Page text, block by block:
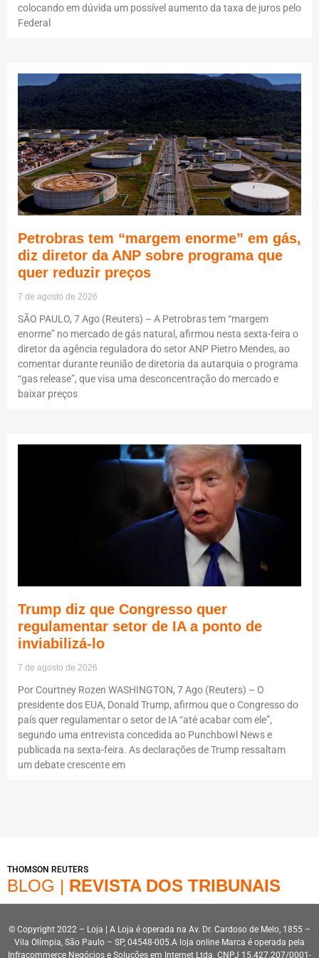
colocando em dúvida um possível aumento da taxa de juros pelo
Federal
Petrobras tem “margem enorme” em gás,
diz diretor da ANP sobre programa que
quer reduzir preços
7 de agosto de 2026
SÃO PAULO, 7 Ago (Reuters) – A Petrobras tem “margem
enorme” no mercado de gás natural, afirmou nesta sexta-feira o
diretor da agência reguladora do setor ANP Pietro Mendes, ao
comentar durante reunião de diretoria da autarquia o programa
“gas release”, que visa uma desconcentração do mercado e
baixar preços
Trump diz que Congresso quer
regulamentar setor de IA a ponto de
inviabilizá-lo
7 de agosto de 2026
Por Courtney Rozen WASHINGTON, 7 Ago (Reuters) – O
presidente dos EUA, Donald Trump, afirmou que o Congresso do
país quer regulamentar o setor de IA “até acabar com ele”,
segundo uma entrevista concedida ao Punchbowl News e
publicada na sexta-feira. As declarações de Trump ressaltam
um debate crescente em
THOMSON REUTERS
BLOG | REVISTA DOS TRIBUNAIS
© Copyright 2022 – Loja | A Loja é operada na Av. Dr. Cardoso de Melo, 1855 –
Vila Olímpia, São Paulo – SP, 04548-005.A loja online Marca é operada pela
Infracommerce Negócios e Soluções em Internet Ltda. CNPJ 15.427.207/0001-